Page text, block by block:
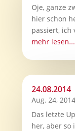
Oje, ganze
hier schon
passiert, ich
mehr lesen...
24.08.2014
Aug. 24, 2014
Das letzte
her, aber so